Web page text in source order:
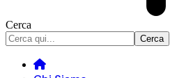
Cerca